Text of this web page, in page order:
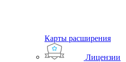
Карты расширения
Лицензии